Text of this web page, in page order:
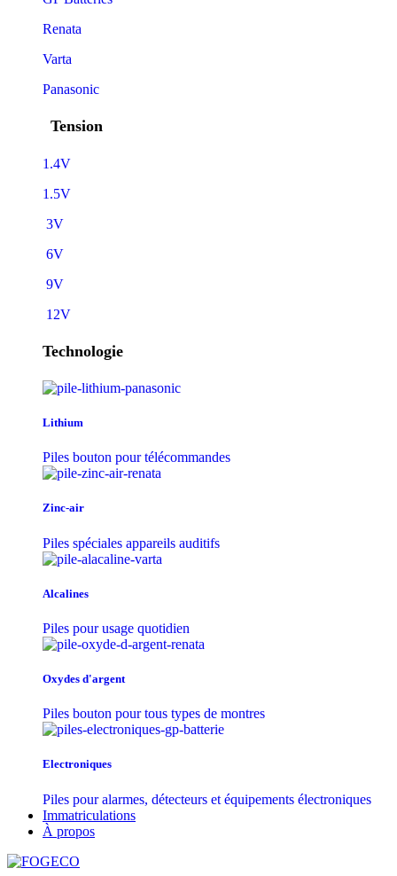
Renata
Varta
Panasonic
Tension
1.4V
1.5V
3V
6V
9V
12V
Technologie
Lithium
Piles bouton pour télécommandes
Zinc-air
Piles spéciales appareils auditifs
Alcalines
Piles pour usage quotidien
Oxydes d'argent
Piles bouton pour tous types de montres
Electroniques
Piles pour alarmes, détecteurs et équipements électroniques
Immatriculations
À propos